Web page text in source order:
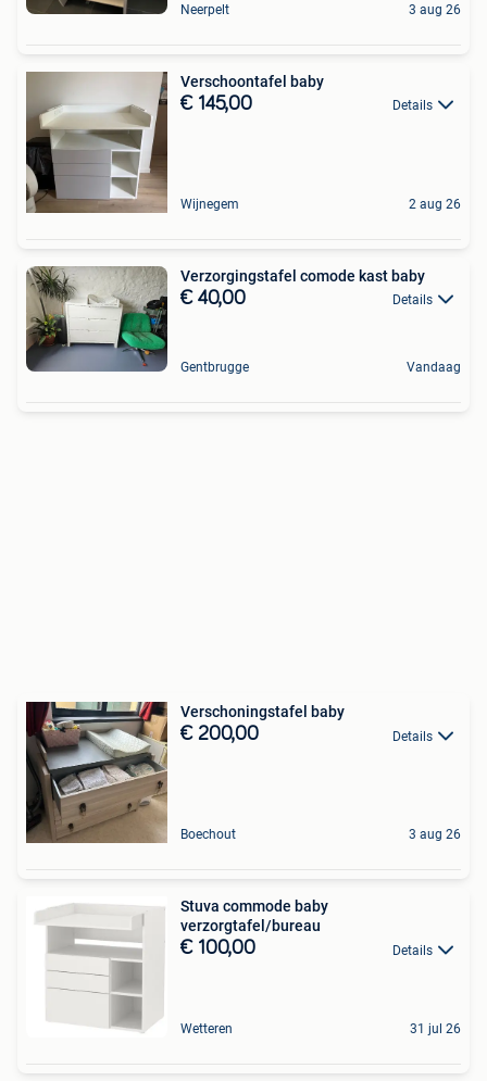
Neerpelt 3 aug 26
Verschoontafel baby
€ 145,00 Details
Wijnegem 2 aug 26
Verzorgingstafel comode kast baby
€ 40,00 Details
Gentbrugge Vandaag
Verschoningstafel baby
€ 200,00 Details
Boechout 3 aug 26
Stuva commode baby
verzorgtafel/bureau
€ 100,00 Details
Wetteren 31 jul 26